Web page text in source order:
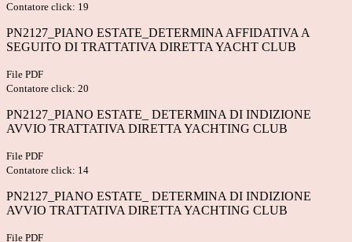
Contatore click: 19
PN2127_PIANO ESTATE_DETERMINA AFFIDATIVA A
SEGUITO DI TRATTATIVA DIRETTA YACHT CLUB
File PDF
Contatore click: 20
PN2127_PIANO ESTATE_ DETERMINA DI INDIZIONE
AVVIO TRATTATIVA DIRETTA YACHTING CLUB
File PDF
Contatore click: 14
PN2127_PIANO ESTATE_ DETERMINA DI INDIZIONE
AVVIO TRATTATIVA DIRETTA YACHTING CLUB
File PDF